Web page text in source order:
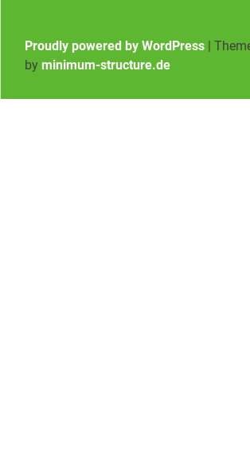
Proudly powered by WordPress |
by minimum-structure.de